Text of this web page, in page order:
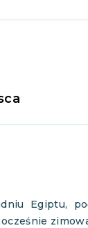
Egiptu,